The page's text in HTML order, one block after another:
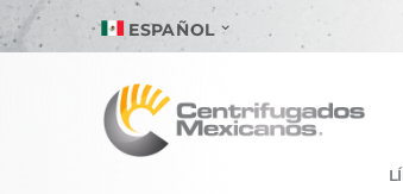
ESPAÑOL